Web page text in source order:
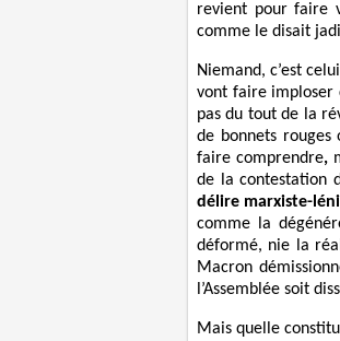
revient pour faire
comme le disait
Niemand, c’est
vont faire imploser
pas du tout de la
de bonnets rouges
faire comprendre,
de la contestation
délire marxiste-
comme la
déformé, nie la
Macron
l’Assemblée soit
Mais quelle